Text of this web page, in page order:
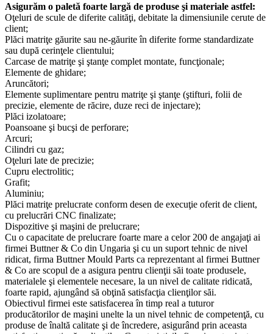
Asigurăm o paletă foarte largă de produse şi materiale astfel:
Oţeluri de scule de diferite calităţi, debitate la dimensiunile cerute de
client;
Plăci matriţe găurite sau ne-găurite în diferite forme standardizate
sau după cerinţele clientului;
Carcase de matriţe şi ştanţe complet montate, funcţionale;
Elemente de ghidare;
Aruncători;
Elemente suplimentare pentru matriţe şi ştanţe (ştifturi, folii de
precizie, elemente de răcire, duze reci de injectare);
Plăci izolatoare;
Poansoane şi bucşi de perforare;
Arcuri;
Cilindri cu gaz;
Oţeluri late de precizie;
Cupru electrolitic;
Grafit;
Aluminiu;
Plăci matriţe prelucrate conform desen de execuţie oferit de client,
cu prelucrări CNC finalizate;
Dispozitive şi maşini de prelucrare;
Cu o capacitate de prelucrare foarte mare a celor 200 de angajaţi ai
firmei Buttner & Co din Ungaria şi cu un suport tehnic de nivel
ridicat, firma Buttner Mould Parts ca reprezentant al firmei Buttner
& Co are scopul de a asigura pentru clienţii săi toate produsele,
materialele şi elementele necesare, la un nivel de calitate ridicată,
foarte rapid, ajungând să obţină satisfacţia clienţilor săi.
Obiectivul firmei este satisfacerea în timp real a tuturor
producătorilor de maşini unelte la un nivel tehnic de competenţă, cu
produse de înaltă calitate şi de încredere, asigurând prin aceasta